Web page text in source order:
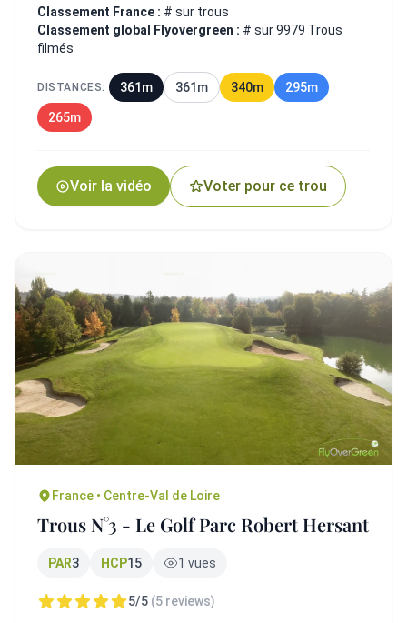
Classement France : # sur trous
Classement global Flyovergreen : # sur 9979 Trous
filmés
DISTANCES: 361m 361m 340m 295m
265m
Voir la vidéo Voter pour ce trou
France • Centre-Val de Loire
Trous N°3 - Le Golf Parc Robert Hersant
PAR3 HCP15 1 vues
5/5 (5 reviews)